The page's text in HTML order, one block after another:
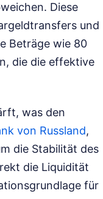
Diese
und
Beträge wie 80
die die effektive
was den
von Russland,
die Stabilität des
die Liquidität
für